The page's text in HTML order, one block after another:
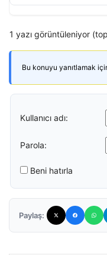
1 yazı görüntüleniyor
Bu konuyu yanıtlamak
Kullanıcı adı:
Parola:
Beni hatırla
Paylaş: